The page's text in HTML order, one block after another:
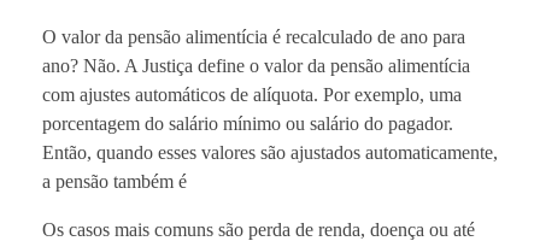
O valor da pensão alimentícia é recalculado de ano para
ano? Não. A Justiça define o valor da pensão alimentícia
com ajustes automáticos de alíquota. Por exemplo, uma
porcentagem do salário mínimo ou salário do pagador.
Então, quando esses valores são ajustados automaticamente,
a pensão também é
Os casos mais comuns são perda de renda, doença ou até